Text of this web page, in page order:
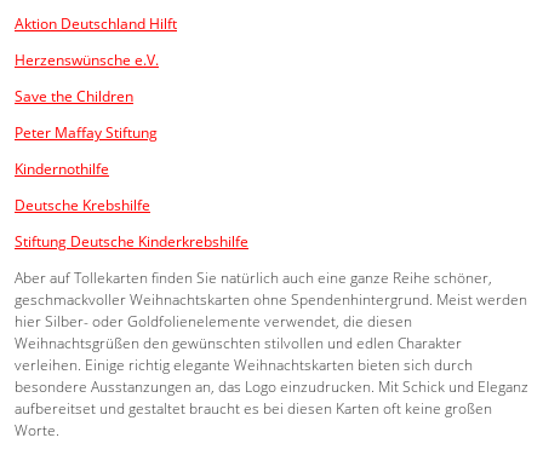
Aktion Deutschland Hilft
Herzenswünsche e.V.
Save the Children
Peter Maffay Stiftung
Kindernothilfe
Deutsche Krebshilfe
Stiftung Deutsche Kinderkrebshilfe
Aber auf Tollekarten finden Sie natürlich auch eine ganze Reihe schöner,
geschmackvoller Weihnachtskarten ohne Spendenhintergrund. Meist werden
hier Silber- oder Goldfolienelemente verwendet, die diesen
Weihnachtsgrüßen den gewünschten stilvollen und edlen Charakter
verleihen. Einige richtig elegante Weihnachtskarten bieten sich durch
besondere Ausstanzungen an, das Logo einzudrucken. Mit Schick und Eleganz
aufbereitset und gestaltet braucht es bei diesen Karten oft keine großen
Worte.